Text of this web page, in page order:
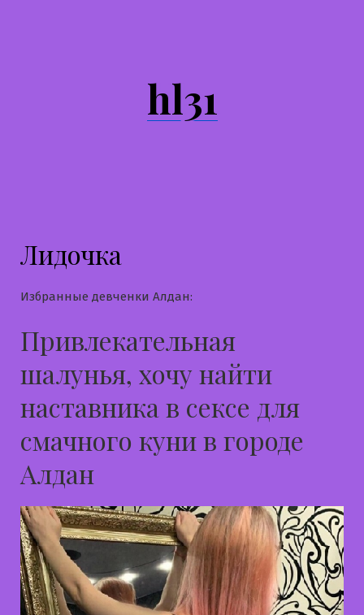
hl31
Лидочка
Избранные девченки Алдан:
Привлекательная
шалунья, хочу найти
наставника в сексе для
смачного куни в городе
Алдан